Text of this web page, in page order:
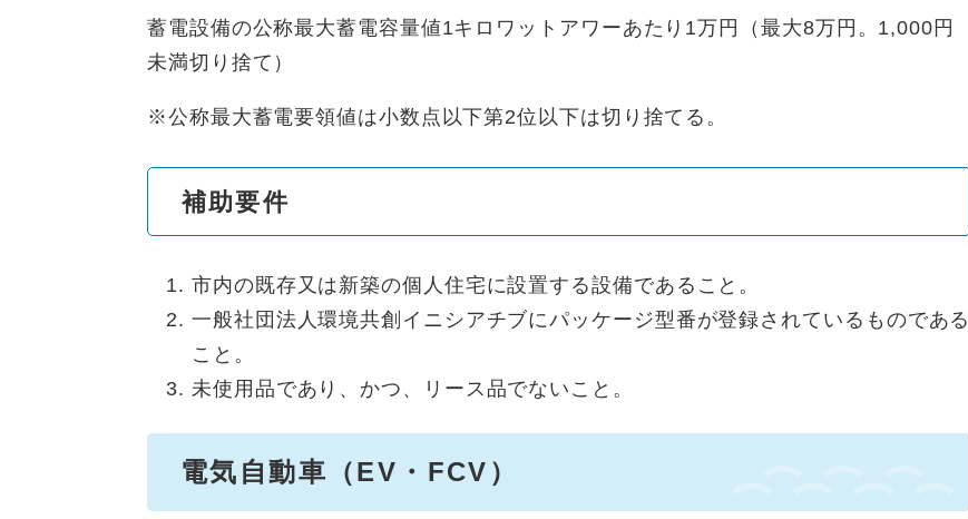
蓄電設備の公称最大蓄電容量値1キロワットアワーあたり1万円（最大8万円。1,000円
未満切り捨て）
※公称最大蓄電要領値は小数点以下第2位以下は切り捨てる。
補助要件
市内の既存又は新築の個人住宅に設置する設備であること。
一般社団法人環境共創イニシアチブにパッケージ型番が登録されているものである
こと。
未使用品であり、かつ、リース品でないこと。
電気自動車（EV・FCV）